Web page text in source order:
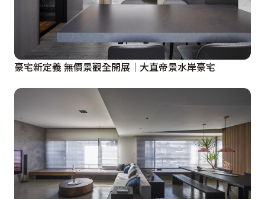
豪宅新定義 無價景觀全開展｜大直帝景水岸豪宅